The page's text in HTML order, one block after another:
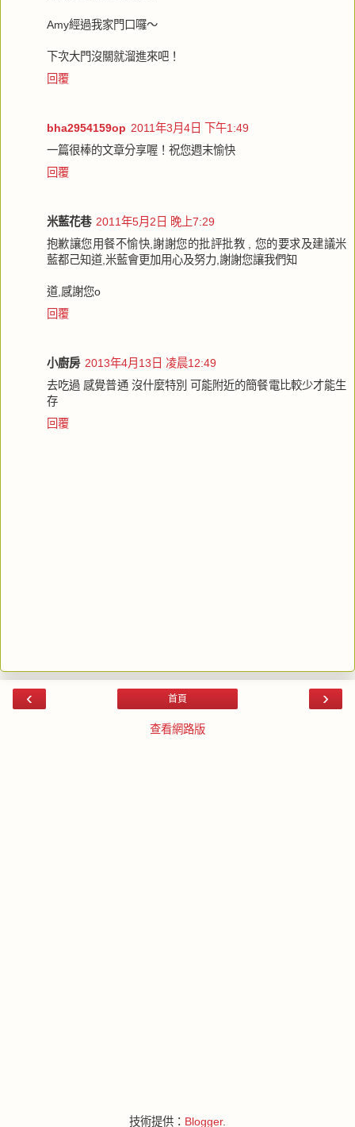
Amy經過我家門口囉～
下次大門沒關就溜進來吧！
回覆
bha2954159op 2011年3月4日 下午1:49
一篇很棒的文章分享喔！祝您週末愉快
回覆
米藍花巷 2011年5月2日 晚上7:29
抱歉讓您用餐不愉快,謝謝您的批評批教 , 您的要求及建議米
藍都己知道,米藍會更加用心及努力,謝謝您讓我們知
道,感謝您o
回覆
小廚房 2013年4月13日 凌晨12:49
去吃過 感覺普通 沒什麼特別 可能附近的簡餐電比較少才能生
存
回覆
‹ ›
首頁
查看網路版
技術提供： Blogger.